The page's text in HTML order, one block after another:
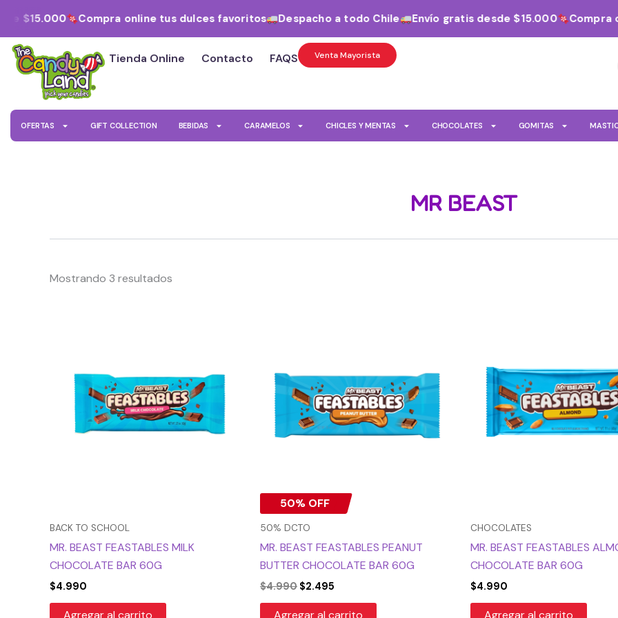
contenido
$15.000 Compra online tus dulces favoritos Despacho a todo Chile Envío gratis desde $15.000 Compra
Tienda Online Contacto FAQS Venta Mayorista
OFERTAS GIFT COLLECTION BEBIDAS CARAMELOS CHICLES Y MENTAS CHOCOLATES GOMITAS
MR BEAST
Mostrando 3 resultados
por
los
últimos
BACK TO SCHOOL
MR. BEAST FEASTABLES MILK
CHOCOLATE BAR 60G
$4.990
50% OFF
50% DCTO
MR. BEAST FEASTABLES PEANUT
BUTTER CHOCOLATE BAR 60G
$4.990
$4.990.
$2.495
$2.495.
CHOCOLATES
MR. BEAST FEASTABLES
CHOCOLATE BAR 60G
$4.990